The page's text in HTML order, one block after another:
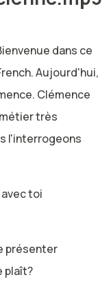
dans ce
Aujourd'hui,
Clémence
très
l'interrogeons
toi
présenter
plaît?